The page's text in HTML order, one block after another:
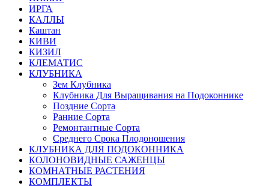
ИРГА
КАЛЛЫ
Каштан
КИВИ
КИЗИЛ
КЛЕМАТИС
КЛУБНИКА
Зем Клубника
Клубника Для Выращивания на Подоконнике
Поздние Сорта
Ранние Сорта
Ремонтантные Сорта
Среднего Срока Плодоношения
КЛУБНИКА ДЛЯ ПОДОКОННИКА
КОЛОНОВИДНЫЕ САЖЕНЦЫ
КОМНАТНЫЕ РАСТЕНИЯ
КОМПЛЕКТЫ